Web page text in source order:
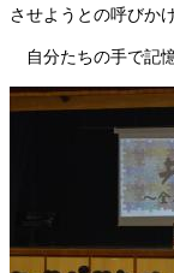
させようとの呼びか
自分たちの手で記